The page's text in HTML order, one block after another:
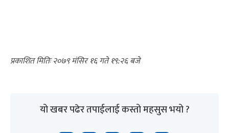
२०७९ मंसिर १६ गते १९:२६
यो खबर पढेर तपाईलाई कस्तो महसुस भयो ?